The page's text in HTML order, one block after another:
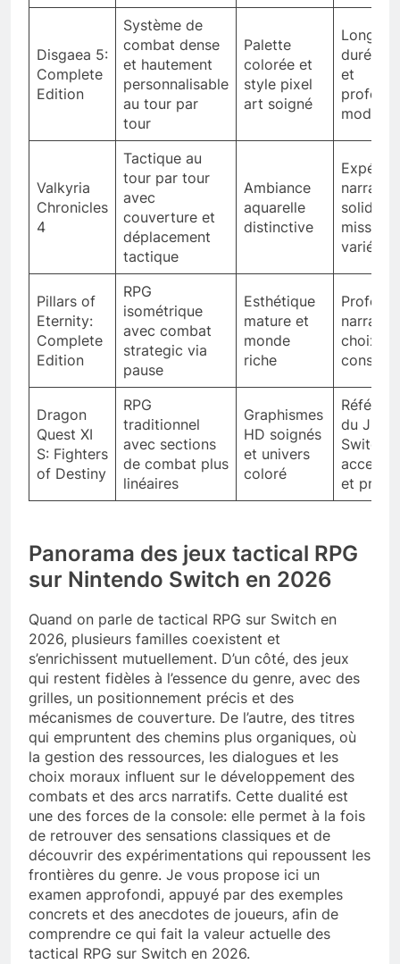
Disgaea 5:
Complete
Edition
Système de
combat dense
et hautement
personnalisable
au tour par
tour
Palette
colorée et
style pixel
art soigné
Longue
durée
et
Valkyria
Chronicles
4
Tactique au
tour par tour
avec
couverture et
déplacement
tactique
Ambiance
aquarelle
distinctive
narrative
solide et
missions
variées
Pillars of
Eternity:
Complete
Edition
RPG
isométrique
avec combat
strategic via
pause
Esthétique
mature et
monde
riche
choix
Dragon
Quest XI
S: Fighters
of Destiny
RPG
traditionnel
avec sections
de combat plus
linéaires
Graphismes
HD soignés
et univers
coloré
du
Switch,
et
Panorama des jeux tactical RPG
sur Nintendo Switch en 2026
Quand on parle de tactical RPG sur Switch en
2026, plusieurs familles coexistent et
s’enrichissent mutuellement. D’un côté, des jeux
qui restent fidèles à l’essence du genre, avec des
grilles, un positionnement précis et des
mécanismes de couverture. De l’autre, des titres
qui empruntent des chemins plus organiques, où
la gestion des ressources, les dialogues et les
choix moraux influent sur le développement des
combats et des arcs narratifs. Cette dualité est
une des forces de la console: elle permet à la fois
de retrouver des sensations classiques et de
découvrir des expérimentations qui repoussent les
frontières du genre. Je vous propose ici un
examen approfondi, appuyé par des exemples
concrets et des anecdotes de joueurs, afin de
comprendre ce qui fait la valeur actuelle des
tactical RPG sur Switch en 2026.